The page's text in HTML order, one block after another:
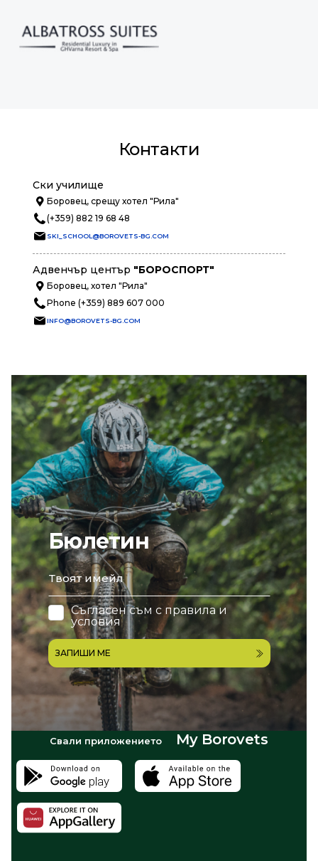
Бюлетин
email
Съгласен съм с правила и
условия
ЗАПИШИ МЕ
Контакти
Ски училище
Боровец, срещу хотел "Рила"
(+359) 882 19 68 48
SKI_SCHOOL@BOROVETS-BG.COM
Адвенчър център "БОРОСПОРТ"
Боровец, хотел "Рила"
Phone (+359) 889 607 000
INFO@BOROVETS-BG.COM
Свали приложението My Borovets